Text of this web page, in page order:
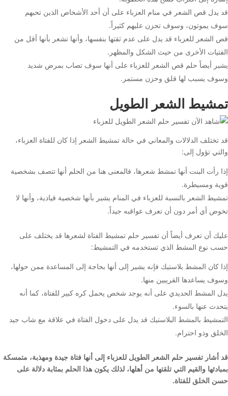
قد يدل قص الشعر في منام العزباء على أن أحد الأشخاص الذين تحبهم
سوف يموتون، وسوف تحزن عليهم كثيراً.
قص الشعر للعزباء قد يدل على عدم ثقتها بنفسها، وأنها تشعر بأنها أقل من
الفتيات الأخرى من حيث الشكل والمظهر.
يشير أيضاً حلم قص الشعر للعزباء على أنها سوف تصاب بمرض شديد
وسوف يسبب لها قلق وحزن مستمر.
تمشيط الشعر الطويل
قد تختلف الدلالات والمعاني في حالة تمشيط الشعر إذا كان للفتاة العزباء،
والتي تؤول إلى:
إذا رأت البنت أنها تمشط شعرها، فالمعنى هنا من الحلم أنها تتصف بشخصية
قوية ومسيطرة.
تمشيط الشعر بالنسبة للعزباء في المنام يشير بأنها شخصية قيادية، وأنها لا
تخوض أي أمر دون أن تعرف عواقبه جيداً.
عليك أن تعرف أيضاً أن تفسير حلم تمشيط الفتاة لشعرها قد يختلف على
حسب نوع المشط الذي تستخدمه في التمشيط:
إذا كان المشط بلاستيك فإنه يشير إلى أنها بحاجة إلى المساعدة ممن حولها،
وسوف يساعدها القريبين منها.
يدل المشط الحديدي على أنه يوجد شخص يحمل كره كبير للفتاة، كما أنه
يتحدث عنها بالسوء.
التمشيط بالمشط البلاستيك قد يدل على دخول الفتاة في علاقة مع شاب جيد
الخلق وذو احترام.
قد أشار تفسير حلم الشعر الطويل للعزباء إلى أنها فتاة جيدة ومهذبة، متمسكة
بمبادئها والقيم التي تلقتها من أهلها، لذلك يكون هذا الحلم بمثابة دلالة على
حسن الخلق للفتاة.